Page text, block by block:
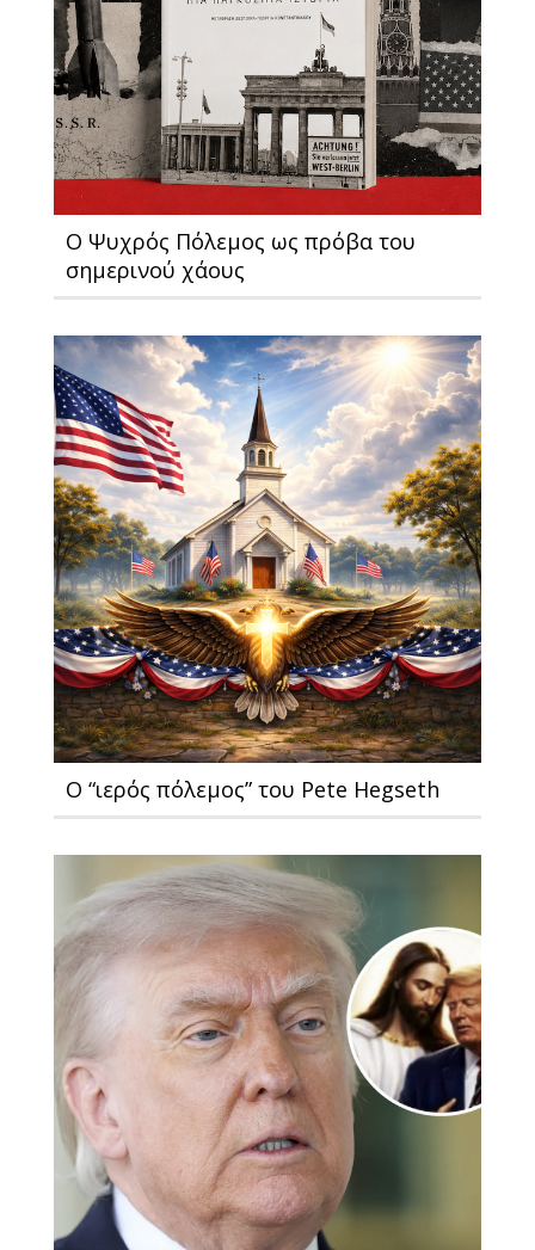
Ο Ψυχρός Πόλεμος ως πρόβα του
σημερινού χάους
Ο “ιερός πόλεμος” του Pete Hegseth